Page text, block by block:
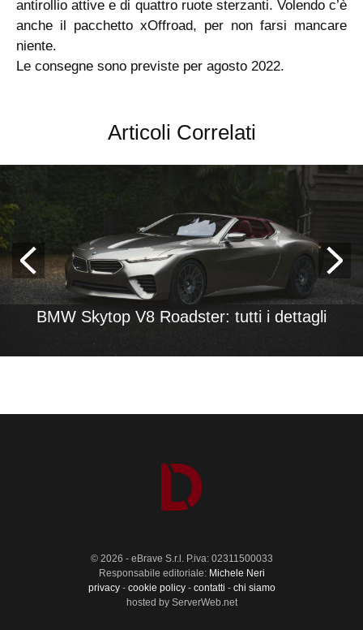
antirollio attive e di quattro ruote sterzanti. Volendo c’è
anche il pacchetto xOffroad, per non farsi mancare
niente.
Le consegne sono previste per agosto 2022.
Articoli Correlati
BMW Skytop V8 Roadster: tutti i dettagli
© 2026 - eBrave S.r.l. P.iva: 02311500033
Responsabile editoriale: Michele Neri
privacy- cookie policy- contatti - chi siamo
hosted by ServerWeb.net